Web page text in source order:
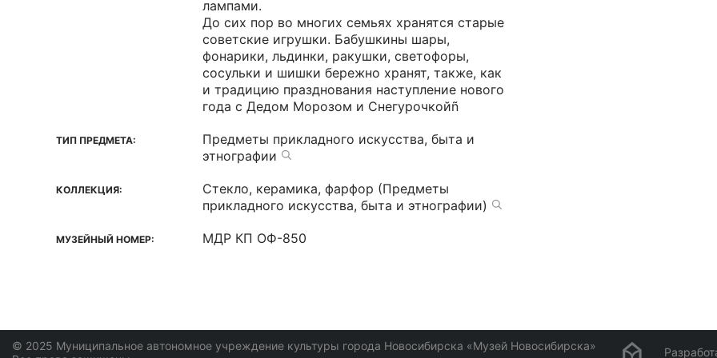
лампами.
До сих пор во многих семьях хранятся старые
советские игрушки. Бабушкины шары,
фонарики, льдинки, ракушки, светофоры,
сосульки и шишки бережно хранят, также, как
и традицию празднования наступление нового
года с Дедом Морозом и Снегурочкойñ
ТИП ПРЕДМЕТА:
Предметы прикладного искусства, быта и
этнографии
КОЛЛЕКЦИЯ:
Стекло, керамика, фарфор (Предметы
прикладного искусства, быта и этнографии)
МУЗЕЙНЫЙ НОМЕР: МДР КП ОФ-850
© 2025 Муниципальное автономное учреждение культуры города Новосибирска «Музей Новосибирска»